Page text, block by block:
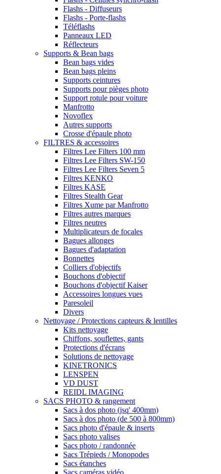
Flashs - Diffuseurs
Flashs - Porte-flashs
Téléflashs
Panneaux LED
Réflecteurs
Supports & Bean bags
Bean bags vides
Bean bags pleins
Supports ceintures
Supports pour pièges photo
Support rotule pour voiture
Manfrotto
Novoflex
Autres supports
Crosse d'épaule photo
FILTRES & accessoires
Filtres Lee Filters 100 mm
Filtres Lee Filters SW-150
Filtres Lee Filters Seven 5
Filtres KENKO
Filtres KASE
Filtres Stealth Gear
Filtres Xume par Manfrotto
Filtres autres marques
Filtres neutres
Multiplicateurs de focales
Bagues allonges
Bagues d'adaptation
Bonnettes
Colliers d'objectifs
Bouchons d'objectif
Bouchons d'objectif Kaiser
Accessoires longues vues
Paresoleil
Divers
Nettoyage / Protections capteurs & lentilles
Kits nettoyage
Chiffons, souflettes, gants
Protections d'écrans
Solutions de nettoyage
KINETRONICS
LENSPEN
VD DUST
REIDL IMAGING
SACS PHOTO & rangement
Sacs à dos photo (jsq' 400mm)
Sacs à dos photo (de 500 à 800mm)
Sacs photo d'épaule & inserts
Sacs photo valises
Sacs photo / randonnée
Sacs Trépieds / Monopodes
Sacs étanches
Sacs caméras vidéo